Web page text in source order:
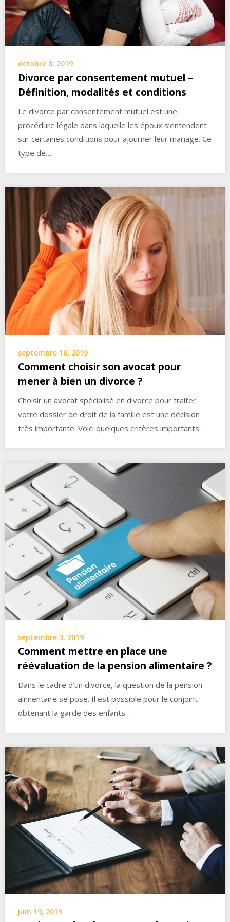
octobre 8, 2019
Divorce par consentement mutuel –
Définition, modalités et conditions
Le divorce par consentement mutuel est une
procédure légale dans laquelle les époux s’entendent
sur certaines conditions pour ajourner leur mariage. Ce
type de…
septembre 16, 2019
Comment choisir son avocat pour
mener à bien un divorce ?
Choisir un avocat spécialisé en divorce pour traiter
votre dossier de droit de la famille est une décision
très importante. Voici quelques critères importants…
septembre 3, 2019
Comment mettre en place une
réévaluation de la pension alimentaire ?
Dans le cadre d’un divorce, la question de la pension
alimentaire se pose. Il est possible pour le conjoint
obtenant la garde des enfants…
juin 19, 2019